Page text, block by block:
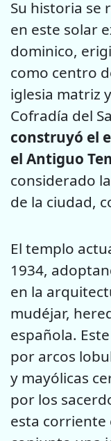
Su historia se
en este solar
dominico,
como centro
iglesia matriz
Cofradía del
construyó el
el Antiguo
considerado
de la ciudad,
El templo
1934,
en la
mudéjar,
española.
por arcos
y mayólicas
por los
esta